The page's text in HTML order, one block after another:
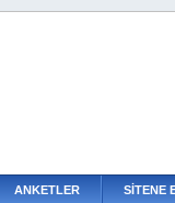
ANKETLER SİTENE